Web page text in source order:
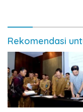
Rekomendasi